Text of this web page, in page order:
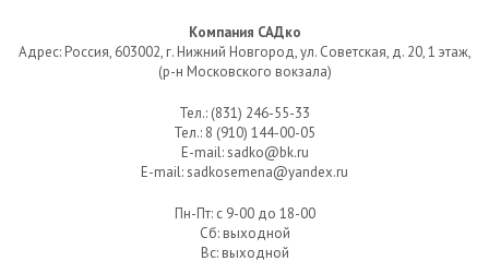
Компания САДко
Адрес: Россия, 603002, г. Нижний Новгород, ул. Советская, д. 20, 1 этаж,
(р-н Московского вокзала)
Тел.: (831) 246-55-33
Тел.: 8 (910) 144-00-05
E-mail: sadko@bk.ru
E-mail: sadkosemena@yandex.ru
Пн-Пт: с 9-00 до 18-00
Сб: выходной
Вс: выходной